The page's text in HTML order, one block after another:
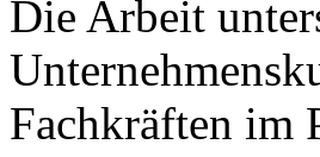
Die Arbeit
Fachkräften im